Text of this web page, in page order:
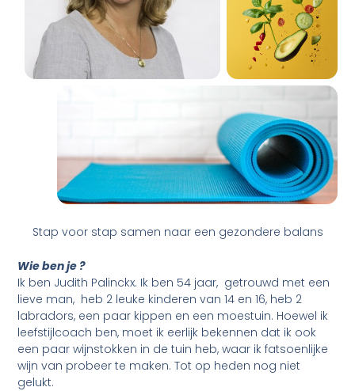
Stap voor stap samen naar een gezondere balans
Wie ben je ?
Ik ben Judith Palinckx. Ik ben 54 jaar, getrouwd met een
lieve man, heb 2 leuke kinderen van 14 en 16, heb 2
labradors, een paar kippen en een moestuin. Hoewel ik
leefstijlcoach ben, moet ik eerlijk bekennen dat ik ook
een paar wijnstokken in de tuin heb, waar ik fatsoenlijke
wijn van probeer te maken. Tot op heden nog niet
gelukt.